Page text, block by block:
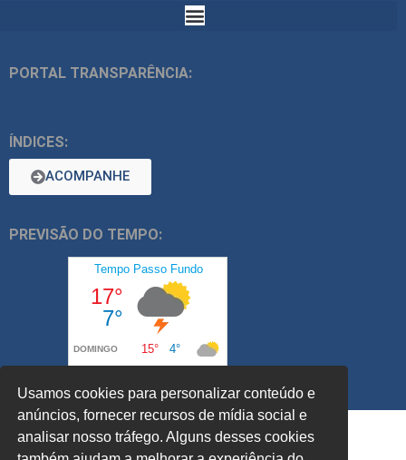
PORTAL TRANSPARÊNCIA:
ÍNDICES:
ACOMPANHE
PREVISÃO DO TEMPO:
Usamos cookies para personalizar conteúdo e
anúncios, fornecer recursos de mídia social e
analisar nosso tráfego. Alguns desses cookies